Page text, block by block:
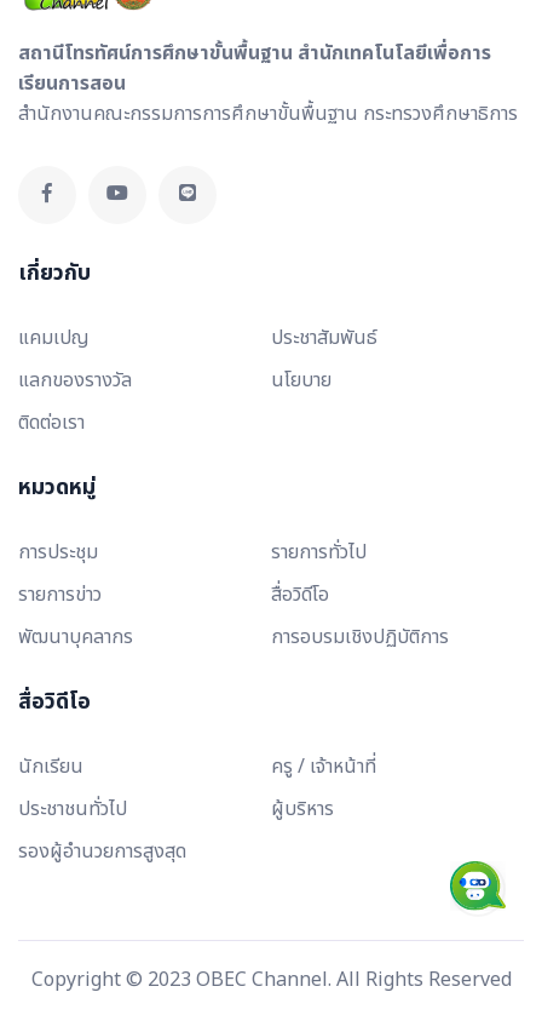
สถานีโทรทัศน์การศึกษาขั้นพื้นฐาน สำนักเทคโนโลยีเพื่อการ
เรียนการสอน
สำนักงานคณะกรรมการการศึกษาขั้นพื้นฐาน กระทรวงศึกษาธิการ
เกี่ยวกับ
แคมเปญ
ประชาสัมพันธ์
แลกของรางวัล
นโยบาย
ติดต่อเรา
หมวดหมู่
การประชุม
รายการทั่วไป
รายการข่าว
สื่อวิดีโอ
พัฒนาบุคลากร
การอบรมเชิงปฏิบัติการ
สื่อวิดีโอ
นักเรียน
ครู / เจ้าหน้าที่
ประชาชนทั่วไป
ผู้บริหาร
รองผู้อำนวยการสูงสุด
Copyright © 2023 OBEC Channel. All Rights Reserved